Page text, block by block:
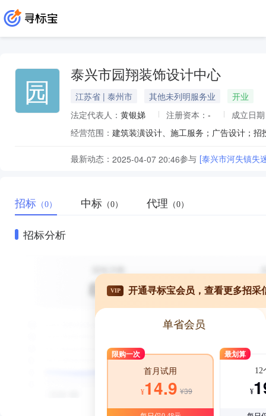
园 泰兴市园翔装饰设计中心
江苏省 | 泰州市 其他未列明服务业
开业
法定代表人： 黄银娣 注册资本： -
成立日
经营范围：
最新动态： 2025-04-07 20:46参与 [泰兴市河失镇失
招标 （0） 中标 （0） 代理 （0）
招标分析
VIP 开通寻标宝会员，查看更多招采
单省会员
限购一次
首月试用
¥14.9 ¥39
最划算
12
¥